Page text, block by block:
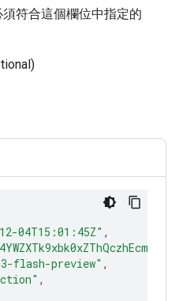
符合這個欄位中指定的
04T15:01:45Z"
flash-preview"